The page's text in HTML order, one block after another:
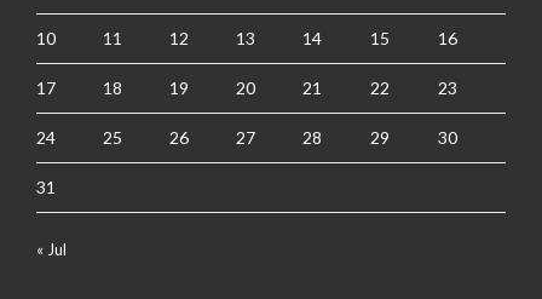
10 11 12 13 14 15 16
17 18 19 20 21 22 23
24 25 26 27 28 29 30
31
« Jul